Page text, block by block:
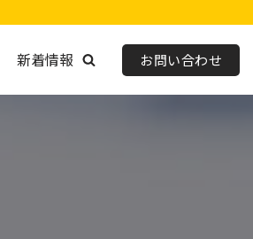
新着情報 お問い合わせ